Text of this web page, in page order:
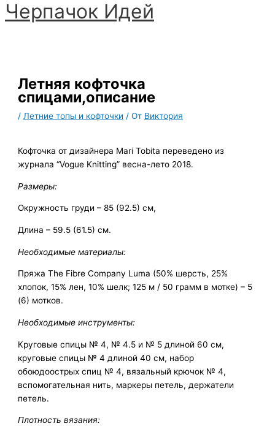
Перейти
к
Черпачoк Идей
Летняя кофточка
спицами,описание
/ Летние топы и кофточки / От Виктория
Кофточка от дизайнера Mari Tobita переведено из
журнала “Vogue Knitting” весна-лето 2018.
Размеры:
Окружность груди – 85 (92.5) см,
Длина – 59.5 (61.5) см.
Необходимые материалы:
Пряжа The Fibre Company Luma (50% шерсть, 25%
хлопок, 15% лен, 10% шелк; 125 м / 50 грамм в мотке) – 5
(6) мотков.
Необходимые инструменты:
Круговые спицы № 4, № 4.5 и № 5 длиной 60 см,
круговые спицы № 4 длиной 40 см, набор
обоюдоострых спиц № 4, вязальный крючок № 4,
вспомогательная нить, маркеры петель, держатели
петель.
Плотность вязания: